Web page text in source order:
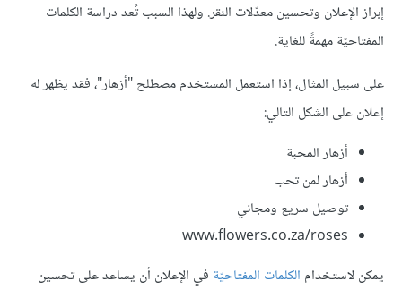
إبراز الإعلان وتحسين معدّلات النقر. ولهذا السبب تُعد دراسة الكلمات
المفتاحيّة مهمةً للغاية.
على سبيل المثال، إذا استعمل المستخدم مصطلح "أزهار"، فقد يظهر له
إعلان على الشكل التالي:
أزهار المحبة
أزهار لمن تحب
توصيل سريع ومجاني
www.flowers.co.za/roses
يمكن لاستخدام الكلمات المفتاحيّة في الإعلان أن يساعد على تحسين